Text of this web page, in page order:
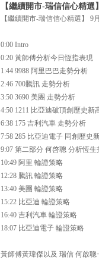
【繼續開市-瑞信信心精
【繼續開市-瑞信信心精選】
0:00 Intro
0:20 黃師傅分析今日恆指表現
1:44 9988 阿里巴巴走勢分析
2:46 700騰訊 走勢分析
3:50 3690 美團 走勢分析
4:50 1211 比亞迪破頂創歷史新
6:38 175 吉利汽車 走勢分析
7:58 285 比亞迪電子 同創歷史
9:07 第二部分 何啓聰 分析恆
10:49 阿里 輪證策略
12:28 騰訊 輪證策略
13:40 美團 輪證策略
15:22 比亞迪 輪證策略
16:40 吉利汽車 輪證策略
18:07 比亞迪電子 輪證策略
黃師傅黃瑋傑以及 瑞信 何啟